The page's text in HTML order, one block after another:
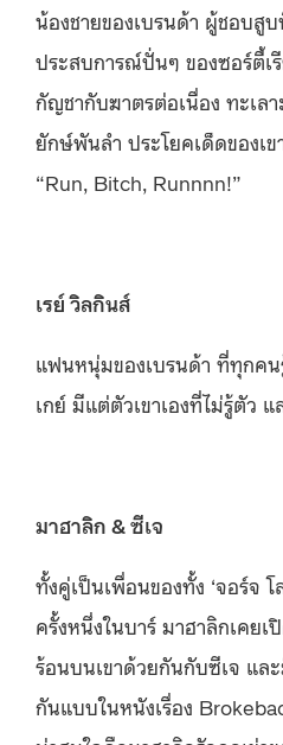
น้องชายของเบรนด้า ผู้ชอบสู
ประสบการณ์ปั่นๆ ของซอร์ตี้เ
กัญชากับฆาตรต่อเนื่อง ทะเล
ยักษ์พันลำ ประโยคเด็ดของเ
“Run, Bitch, Runnnn!”
เรย์ วิลกินส์
แฟนหนุ่มของเบรนด้า ที่ทุกคน
เกย์ มีแต่ตัวเขาเองที่ไม่รู้ตัว
มาฮาลิก & ซีเจ
ทั้งคู่เป็นเพื่อนของทั้ง ‘จอร์จ โ
ครั้งหนึ่งในบาร์ มาฮาลิกเคยเ
ร้อนบนเขาด้วยกันกับซีเจ แล
กันแบบในหนังเรื่อง